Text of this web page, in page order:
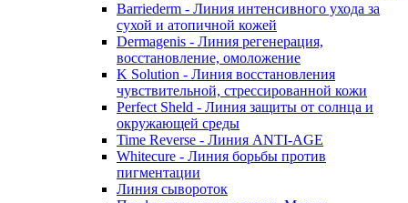
Barriederm - Линия интенсивного ухода за
сухой и атопичной кожей
Dermagenis - Линия регенерация,
восстановление, омоложение
K Solution - Линия восстановления
чувствительной, стрессированной кожи
Perfect Sheld - Линия защиты от солнца и
окружающей среды
Time Reverse - Линия ANTI-AGE
Whitecure - Линия борьбы против
пигментации
Линия сывороток